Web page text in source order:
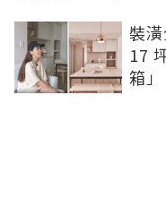
裝
17
箱」